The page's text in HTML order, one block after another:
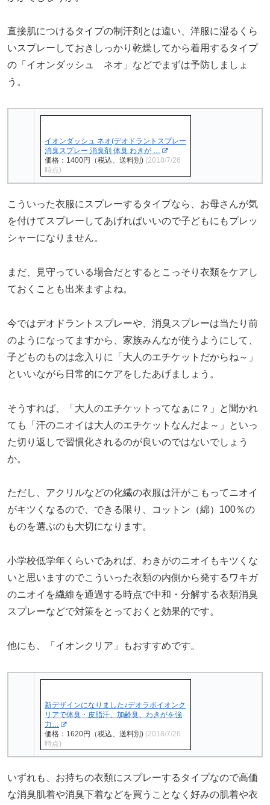
直接肌につけるタイプの制汗剤とは違い、洋服に湿るくら
いスプレーしておきしっかり乾燥してから着用するタイプ
の「イオンダッシュ ネオ」などでまずは予防しましょ
う。
イオンダッシュ ネオ(デオドラントスプレー
消臭スプレー 消臭剤 体臭 わきが …
価格：1400円（税込、送料別) (2018/7/26
時点)
こういった衣服にスプレーするタイプなら、お母さんが気
を付けてスプレーしてあげればいいので子どもにもプレッ
シャーになりません。
まだ、見守っている場合だとするとこっそり衣類をケアし
ておくことも出来ますよね。
今ではデオドラントスプレーや、消臭スプレーは当たり前
のようになってますから、家族みんなが使うようにして、
子どものものは念入りに「大人のエチケットだからね～」
といいながら日常的にケアをしたあげましょう。
そうすれば、「大人のエチケットってなぁに？」と聞かれ
ても「汗のニオイは大人のエチケットなんだよ～」といっ
た切り返しで習慣化されるのが良いのではないでしょう
か。
ただし、アクリルなどの化繊の衣服は汗がこもってニオイ
がキツくなるので、できる限り、コットン（綿）100％の
ものを選ぶのも大切になります。
小学校低学年くらいであれば、わきがのニオイもキツくな
いと思いますのでこういった衣類の内側から発するワキガ
のニオイを繊維を通過する時点で中和・分解する衣類消臭
スプレーなどで対策をとっておくと効果的です。
他にも、「イオンクリア」もおすすめです。
新デザインになりました♪デオラボイオンク
リアで体臭・皮脂汗、加齢臭、わきがを強
力…
価格：1620円（税込、送料別) (2018/7/26
時点)
いずれも、お持ちの衣類にスプレーするタイプなので高価
な消臭肌着や消臭下着などを買うことなく好みの肌着や衣